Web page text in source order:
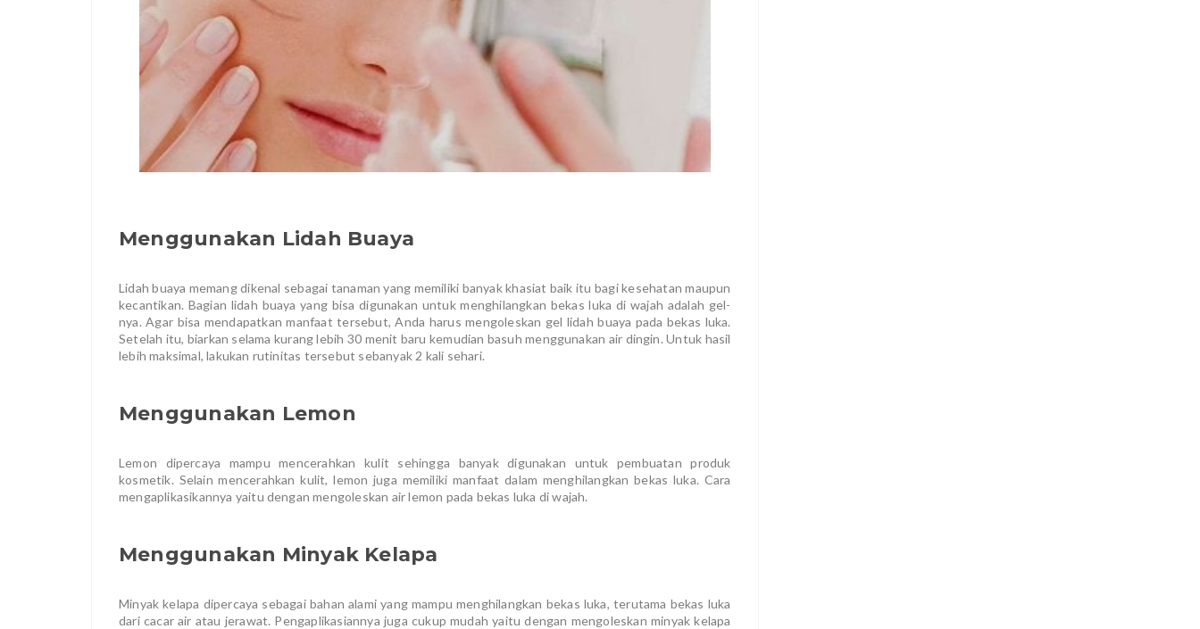
Menggunakan Lidah Buaya
Lidah buaya memang dikenal sebagai tanaman yang memiliki banyak khasiat baik itu bagi kesehatan maupun
kecantikan. Bagian lidah buaya yang bisa digunakan untuk menghilangkan bekas luka di wajah adalah gel-
nya. Agar bisa mendapatkan manfaat tersebut, Anda harus mengoleskan gel lidah buaya pada bekas luka.
Setelah itu, biarkan selama kurang lebih 30 menit baru kemudian basuh menggunakan air dingin. Untuk hasil
lebih maksimal, lakukan rutinitas tersebut sebanyak 2 kali sehari.
Menggunakan Lemon
Lemon dipercaya mampu mencerahkan kulit sehingga banyak digunakan untuk pembuatan produk
kosmetik. Selain mencerahkan kulit, lemon juga memiliki manfaat dalam menghilangkan bekas luka. Cara
mengaplikasikannya yaitu dengan mengoleskan air lemon pada bekas luka di wajah.
Menggunakan Minyak Kelapa
Minyak kelapa dipercaya sebagai bahan alami yang mampu menghilangkan bekas luka, terutama bekas luka
dari cacar air atau jerawat. Pengaplikasiannya juga cukup mudah yaitu dengan mengoleskan minyak kelapa